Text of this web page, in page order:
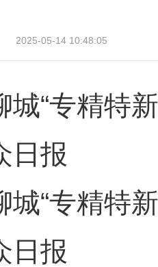
2025-05-14 10:48:05
城“专精特
日报
城“专精特
日报